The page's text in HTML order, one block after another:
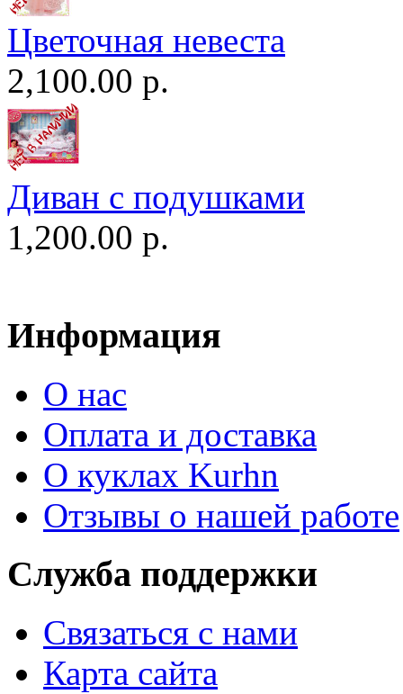
Цветочная невеста
2,100.00 р.
Диван c подушками
1,200.00 р.
Информация
О нас
Оплата и доставка
О куклах Kurhn
Отзывы о нашей работе
Служба поддержки
Связаться с нами
Карта сайта